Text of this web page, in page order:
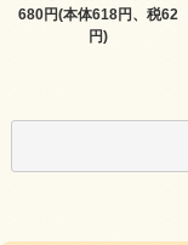
680円(本体618円、税62
円)